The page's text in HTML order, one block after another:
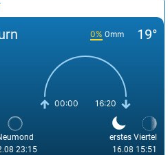
0% 0mm 19°
00:00 16:20
23:15
erstes Viertel
16.08 15:51